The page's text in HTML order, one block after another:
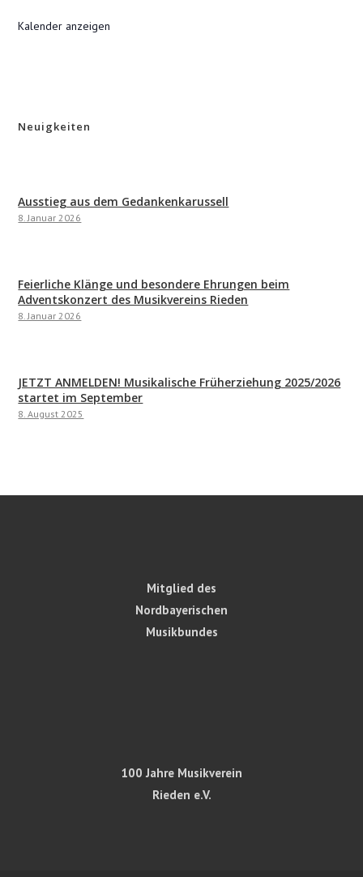
Kalender anzeigen
Neuigkeiten
Ausstieg aus dem Gedankenkarussell
8. Januar 2026
Feierliche Klänge und besondere Ehrungen beim
Adventskonzert des Musikvereins Rieden
8. Januar 2026
JETZT ANMELDEN! Musikalische Früherziehung 2025/2026
startet im September
8. August 2025
Mitglied des
Nordbayerischen
Musikbundes
100 Jahre Musikverein
Rieden e.V.